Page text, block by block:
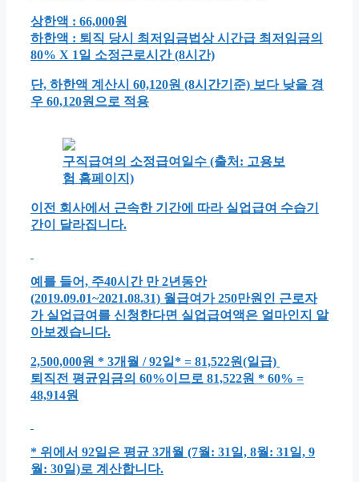
상한액 : 66,000원
하한액 : 퇴직 당시 최저임금법상 시간급 최저임금의
80% X 1일 소정근로시간 (8시간)
단, 하한액 계산시 60,120원 (8시간기준) 보다 낮을 경
우 60,120원으로 적용
구직급여의 소정급여일수 (출처: 고용보
험 홈페이지)
이전 회사에서 근속한 기간에 따라 실업급여 수습기
간이 달라집니다.
예를 들어, 주40시간 만 2년동안
(2019.09.01~2021.08.31) 월급여가 250만원인 근로자
가 실업급여를 신청한다면 실업급여액은 얼마인지 알
아보겠습니다.
2,500,000원 * 3개월 /92일* = 81,522원(일급)
퇴직전 평균임금의 60%이므로 81,522원 * 60% =
48,914원
* 위에서 92일은 평균 3개월 (7월: 31일, 8월: 31일, 9
월: 30일)로 계산합니다.